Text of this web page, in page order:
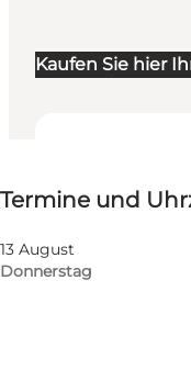
Kaufen Sie hier
Termine und
Termine und
13 August
Donnerstag
Website